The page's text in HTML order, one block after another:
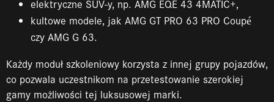
elektryczne SUV-y, np. AMG EQE 43 4MATIC+,
kultowe modele, jak AMG GT PRO 63 PRO Coupé
czy AMG G 63.
Każdy moduł szkoleniowy korzysta z innej grupy pojazdów,
co pozwala uczestnikom na przetestowanie szerokiej
gamy możliwości tej luksusowej marki.